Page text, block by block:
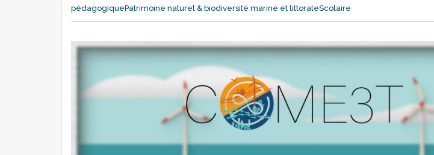
pédagogiquePatrimoine naturel & biodiversité marine et littoraleScolaire